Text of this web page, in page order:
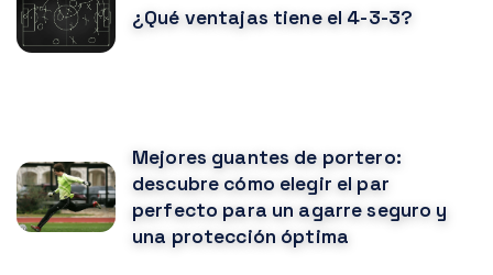
¿Qué ventajas tiene el 4-3-3?
Mejores guantes de portero:
descubre cómo elegir el par
perfecto para un agarre seguro y
una protección óptima